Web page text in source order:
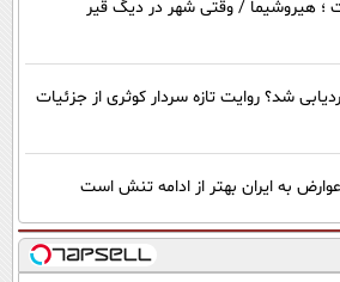
اوت ؛ هیروشیما / وقتی شهر در دیگ قیر
شد؟ روایت تازه سردار کوثری از جزئیات
به ایران بهتر از ادامه تنش است